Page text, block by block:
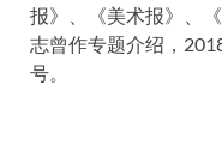
报》、《美术报》、
志曾作专题介绍，
号。